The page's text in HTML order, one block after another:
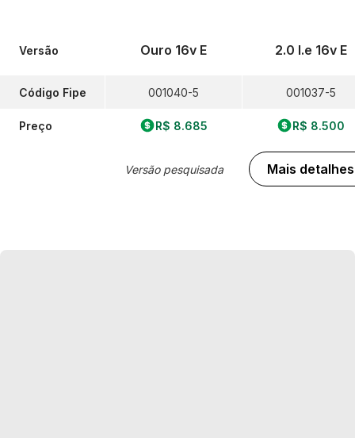
Versão
Código Fipe
Preço
Ouro 16v E
001040-5
R$ 8.685
Versão pesquisada
2.0 I.e 16v E
001037-5
R$ 8.500
Mais detalhes